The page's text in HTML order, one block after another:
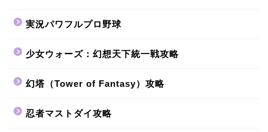
実況パワフルプロ野球
少女ウォーズ：幻想天下統一戦攻略
幻塔（Tower of Fantasy）攻略
忍者マストダイ攻略